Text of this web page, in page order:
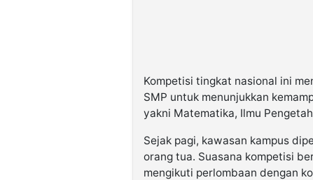
Kompetisi tingkat nasional ini
SMP untuk menunjukkan
yakni Matematika, Ilmu
Sejak pagi, kawasan kampus
orang tua. Suasana kompetisi
mengikuti perlombaan dengan